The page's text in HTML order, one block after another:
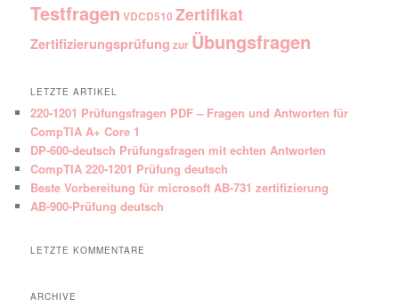
Testfragen VDCD510 Zertifikat
Zertifizierungsprüfung zur Übungsfragen
LETZTE ARTIKEL
220-1201 Prüfungsfragen PDF – Fragen und Antworten für
CompTIA A+ Core 1
DP-600-deutsch Prüfungsfragen mit echten Antworten
CompTIA 220-1201 Prüfung deutsch
Beste Vorbereitung für microsoft AB-731 zertifizierung
AB-900-Prüfung deutsch
LETZTE KOMMENTARE
ARCHIVE